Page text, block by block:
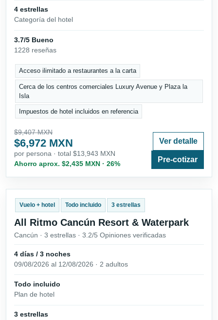
4 estrellas
Categoría del hotel
3.7/5 Bueno
1228 reseñas
Acceso ilimitado a restaurantes a la carta
Cerca de los centros comerciales Luxury Avenue y Plaza la
Isla
Impuestos de hotel incluidos en referencia
$9,407 MXN
$6,972 MXN
por persona · total $13,943 MXN
Ahorro aprox. $2,435 MXN · 26%
Ver detalle
Pre-cotizar
Vuelo + hotel Todo incluido 3 estrellas
All Ritmo Cancún Resort & Waterpark
Cancún · 3 estrellas · 3.2/5 Opiniones verificadas
4 días / 3 noches
09/08/2026 al 12/08/2026 · 2 adultos
Todo incluido
Plan de hotel
3 estrellas